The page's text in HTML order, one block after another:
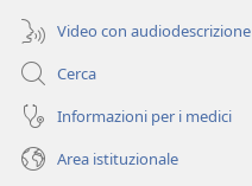
Video con audiodescrizione
Cerca
Informazioni per i medici
Area istituzionale